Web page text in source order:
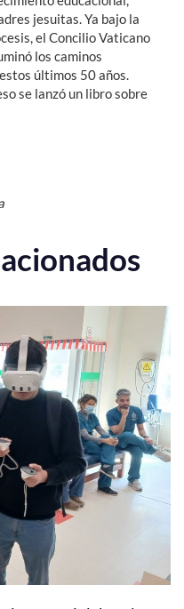
jesuitas. Ya bajo la
el Concilio Vaticano
los caminos
últimos 50 años.
se lanzó un libro sobre